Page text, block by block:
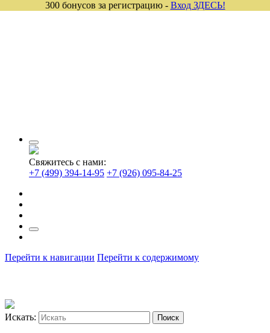
Свяжитесь с нами:
+7 (499) 394-14-95 +7 (926) 095-84-25
Перейти к навигации Перейти к содержимому
Искать:
300 бонусов за регистрацию - Вход ЗДЕСЬ!